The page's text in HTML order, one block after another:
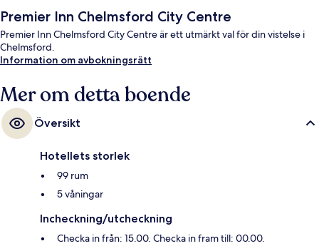
Premier Inn Chelmsford City Centre
Premier Inn Chelmsford City Centre är ett utmärkt val för din vistelse i
Chelmsford.
Information om avbokningsrätt
Mer om detta boende
Översikt
Hotellets storlek
99 rum
5 våningar
Incheckning/utcheckning
Checka in från: 15.00. Checka in fram till: 00.00.